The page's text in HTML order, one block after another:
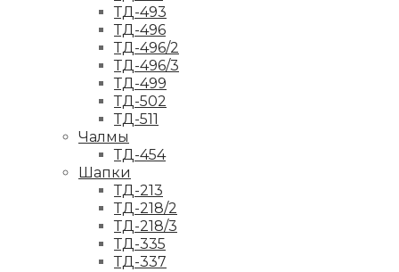
ТД-493
ТД-496
ТД-496/2
ТД-496/3
ТД-499
ТД-502
ТД-511
Чалмы
ТД-454
Шапки
ТД-213
ТД-218/2
ТД-218/3
ТД-335
ТД-337